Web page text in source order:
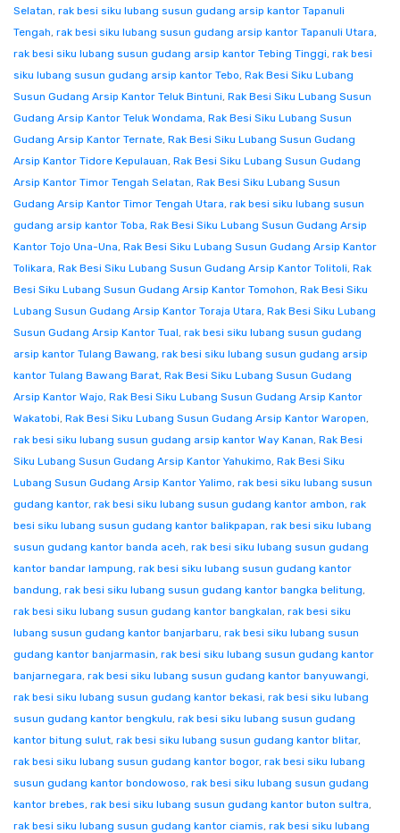
Selatan, rak besi siku lubang susun gudang arsip kantor Tapanuli
Tengah, rak besi siku lubang susun gudang arsip kantor Tapanuli Utara,
rak besi siku lubang susun gudang arsip kantor Tebing Tinggi, rak besi
siku lubang susun gudang arsip kantor Tebo, Rak Besi Siku Lubang
Susun Gudang Arsip Kantor Teluk Bintuni, Rak Besi Siku Lubang Susun
Gudang Arsip Kantor Teluk Wondama, Rak Besi Siku Lubang Susun
Gudang Arsip Kantor Ternate, Rak Besi Siku Lubang Susun Gudang
Arsip Kantor Tidore Kepulauan, Rak Besi Siku Lubang Susun Gudang
Arsip Kantor Timor Tengah Selatan, Rak Besi Siku Lubang Susun
Gudang Arsip Kantor Timor Tengah Utara, rak besi siku lubang susun
gudang arsip kantor Toba, Rak Besi Siku Lubang Susun Gudang Arsip
Kantor Tojo Una-Una, Rak Besi Siku Lubang Susun Gudang Arsip Kantor
Tolikara, Rak Besi Siku Lubang Susun Gudang Arsip Kantor Tolitoli, Rak
Besi Siku Lubang Susun Gudang Arsip Kantor Tomohon, Rak Besi Siku
Lubang Susun Gudang Arsip Kantor Toraja Utara, Rak Besi Siku Lubang
Susun Gudang Arsip Kantor Tual, rak besi siku lubang susun gudang
arsip kantor Tulang Bawang, rak besi siku lubang susun gudang arsip
kantor Tulang Bawang Barat, Rak Besi Siku Lubang Susun Gudang
Arsip Kantor Wajo, Rak Besi Siku Lubang Susun Gudang Arsip Kantor
Wakatobi, Rak Besi Siku Lubang Susun Gudang Arsip Kantor Waropen,
rak besi siku lubang susun gudang arsip kantor Way Kanan, Rak Besi
Siku Lubang Susun Gudang Arsip Kantor Yahukimo, Rak Besi Siku
Lubang Susun Gudang Arsip Kantor Yalimo, rak besi siku lubang susun
gudang kantor, rak besi siku lubang susun gudang kantor ambon, rak
besi siku lubang susun gudang kantor balikpapan, rak besi siku lubang
susun gudang kantor banda aceh, rak besi siku lubang susun gudang
kantor bandar lampung, rak besi siku lubang susun gudang kantor
bandung, rak besi siku lubang susun gudang kantor bangka belitung,
rak besi siku lubang susun gudang kantor bangkalan, rak besi siku
lubang susun gudang kantor banjarbaru, rak besi siku lubang susun
gudang kantor banjarmasin, rak besi siku lubang susun gudang kantor
banjarnegara, rak besi siku lubang susun gudang kantor banyuwangi,
rak besi siku lubang susun gudang kantor bekasi, rak besi siku lubang
susun gudang kantor bengkulu, rak besi siku lubang susun gudang
kantor bitung sulut, rak besi siku lubang susun gudang kantor blitar,
rak besi siku lubang susun gudang kantor bogor, rak besi siku lubang
susun gudang kantor bondowoso, rak besi siku lubang susun gudang
kantor brebes, rak besi siku lubang susun gudang kantor buton sultra,
rak besi siku lubang susun gudang kantor ciamis, rak besi siku lubang